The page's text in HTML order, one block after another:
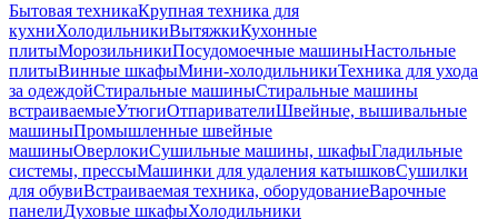
Бытовая техникаКрупная техника для
кухниХолодильникиВытяжкиКухонные
плитыМорозильникиПосудомоечные машиныНастольные
плитыВинные шкафыМини-холодильникиТехника для ухода
за одеждойСтиральные машиныСтиральные машины
встраиваемыеУтюгиОтпаривателиШвейные, вышивальные
машиныПромышленные швейные
машиныОверлокиСушильные машины, шкафыГладильные
системы, прессыМашинки для удаления катышковСушилки
для обувиВстраиваемая техника, оборудованиеВарочные
панелиДуховые шкафыХолодильники